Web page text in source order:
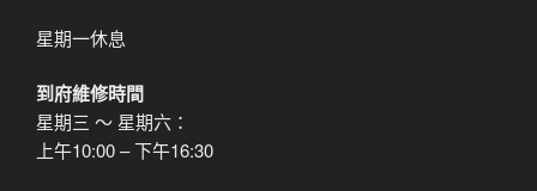
星期一休息
到府維修時間
星期三 ～ 星期六：
上午10:00 – 下午16:30